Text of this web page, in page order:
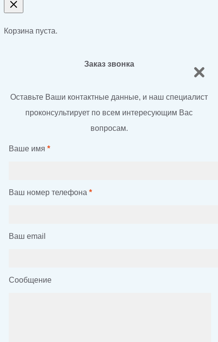
Корзина пуста.
Заказ звонка
Оставьте Ваши контактные данные, и наш специалист
проконсультирует по всем интересующим Вас
вопросам.
Ваше имя *
Ваш номер телефона *
Ваш email
Сообщение